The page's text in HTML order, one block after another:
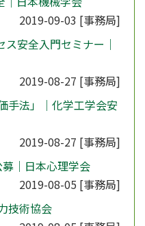
2019-09-03 [事務局]
安全入門セミナー｜
2019-08-27 [事務局]
手法」｜化学工学会安
2019-08-27 [事務局]
｜日本心理学会
2019-08-05 [事務局]
技術協会